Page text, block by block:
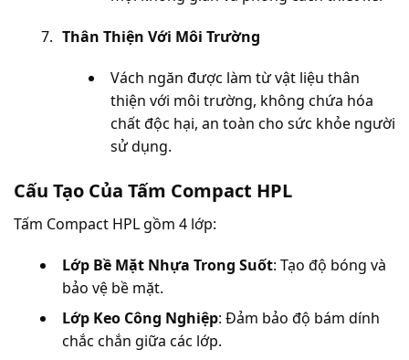
Thân Thiện Với Môi Trường
Vách ngăn được làm từ vật liệu thân
thiện với môi trường, không chứa hóa
chất độc hại, an toàn cho sức khỏe người
sử dụng.
Cấu Tạo Của Tấm Compact HPL
Tấm Compact HPL gồm 4 lớp:
Lớp Bề Mặt Nhựa Trong Suốt: Tạo độ bóng và
bảo vệ bề mặt.
Lớp Keo Công Nghiệp: Đảm bảo độ bám dính
chắc chắn giữa các lớp.